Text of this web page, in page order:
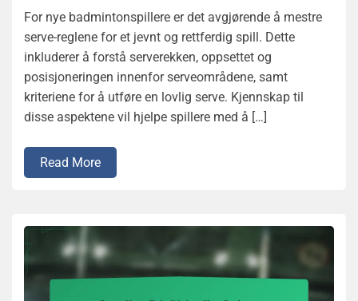
For nye badmintonspillere er det avgjørende å mestre
serve-reglene for et jevnt og rettferdig spill. Dette
inkluderer å forstå serverekken, oppsettet og
posisjoneringen innenfor serveområdene, samt
kriteriene for å utføre en lovlig serve. Kjennskap til
disse aspektene vil hjelpe spillere med å […]
Read More